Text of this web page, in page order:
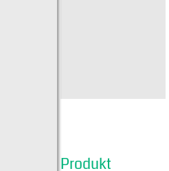
Produkt